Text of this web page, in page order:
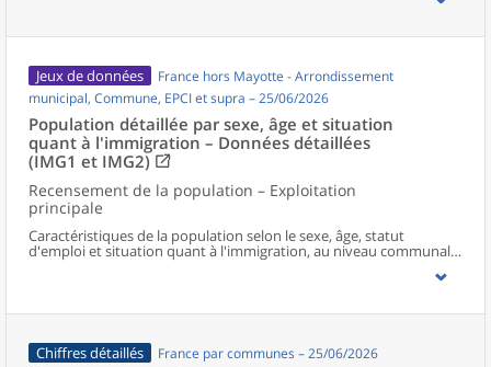
Jeux de données
France hors Mayotte - Arrondissement
municipal, Commune, EPCI et supra – 25/06/2026
Population détaillée par sexe, âge et situation
quant à l'immigration – Données détaillées
(IMG1 et IMG2)
Recensement de la population – Exploitation
principale
Caractéristiques de la population selon le sexe, âge, statut
d'emploi et situation quant à l'immigration, au niveau communal
et supracommunal pour la France hors Mayotte.
Chiffres détaillés France par communes – 25/06/2026